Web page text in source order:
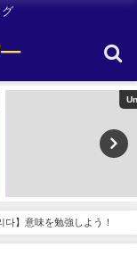
】意味を勉強しよう！